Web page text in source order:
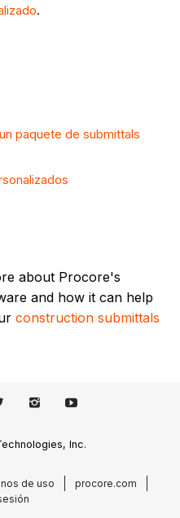
.
paquete de submittals
about Procore's
and how it can help
construction submittals
Inc.
de uso
procore.com